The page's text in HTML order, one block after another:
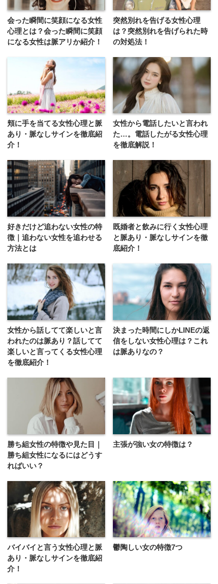
会った瞬間に笑顔になる女性
心理とは？会った瞬間に笑顔
になる女性は脈アリか紹介！
突然別れを告げる女性心理
は？突然別れを告げられた時
の対処法！
頬に手を当てる女性心理と脈
あり・脈なしサインを徹底紹
介！
女性から電話したいと言われ
た…。電話したがる女性心理
を徹底解説！
好きだけど追わない女性の特
徴｜追わない女性を追わせる
方法とは
既婚者と飲みに行く女性心理
と脈あり・脈なしサインを徹
底紹介！
女性から話してて楽しいと言
われたのは脈あり？話してて
楽しいと言ってくる女性心理
を徹底紹介！
決まった時間にしかLINEの返
信をしない女性心理は？これ
は脈ありなの？
勝ち組女性の特徴や見た目｜
勝ち組女性になるにはどうす
ればいい？
主張が強い女の特徴は？
バイバイと言う女性心理と脈
あり・脈なしサインを徹底紹
介！
鬱陶しい女の特徴7つ